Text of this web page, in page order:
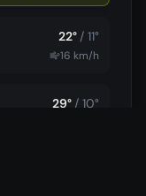
22° / 11°
16 km/h
29° / 10°